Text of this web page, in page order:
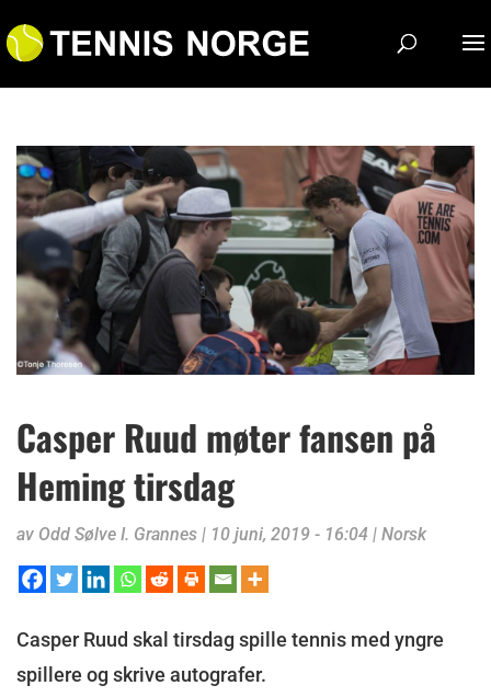
Casper Ruud møter fansen på
Heming tirsdag
av Odd Sølve I. Grannes | 10 juni, 2019 - 16:04 | Norsk
Casper Ruud skal tirsdag spille tennis med yngre
spillere og skrive autografer.